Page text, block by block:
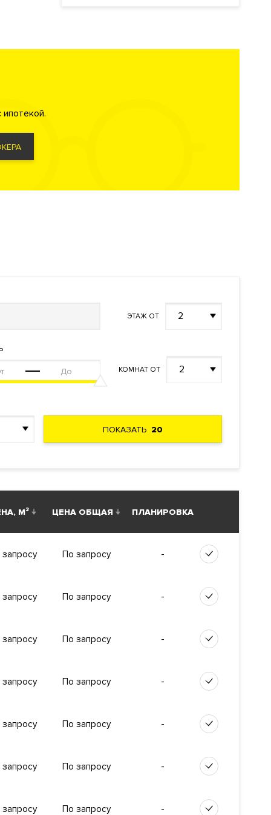
с
ЭТАЖ ОТ 2
КОМНАТ ОТ 2
ПОКАЗАТЬ20
М² ЦЕНА ОБЩАЯ ПЛАНИРОВКА
По запросу -
По запросу -
По запросу -
По запросу -
По запросу -
По запросу -
По запросу -